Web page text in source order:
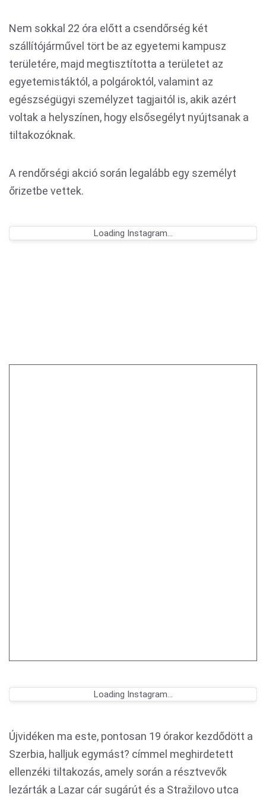
Nem sokkal 22 óra előtt a csendőrség két
szállítójárművel tört be az egyetemi kampusz
területére, majd megtisztította a területet az
egyetemistáktól, a polgároktól, valamint az
egészségügyi személyzet tagjaitól is, akik azért
voltak a helyszínen, hogy elsősegélyt nyújtsanak a
tiltakozóknak.
A rendőrségi akció során legalább egy személyt
őrizetbe vettek.
Loading Instagram...
Loading Instagram...
Újvidéken ma este, pontosan 19 órakor kezdődött a
Szerbia, halljuk egymást? címmel meghirdetett
ellenzéki tiltakozás, amely során a résztvevők
lezárták a Lazar cár sugárút és a Stražilovo utca